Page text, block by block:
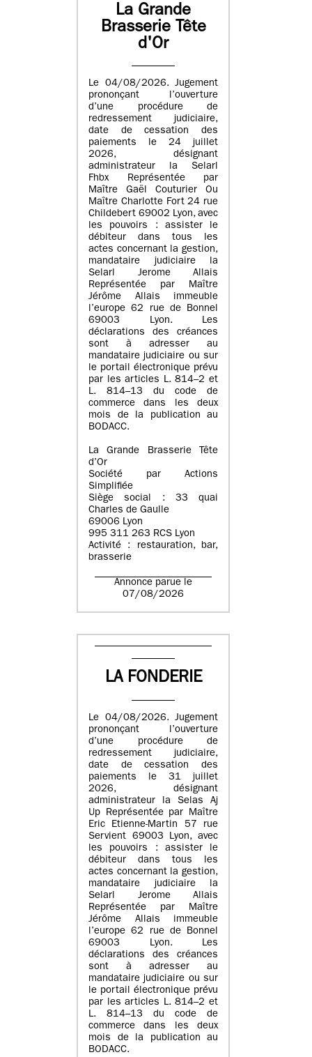
La Grande
Brasserie Tête
d'Or
Le 04/08/2026. Jugement
prononçant l’ouverture
d’une procédure de
redressement judiciaire,
date de cessation des
paiements le 24 juillet
2026, désignant
administrateur la Selarl
Fhbx Représentée par
Maître Gaël Couturier Ou
Maître Charlotte Fort 24 rue
Childebert 69002 Lyon, avec
les pouvoirs : assister le
débiteur dans tous les
actes concernant la gestion,
mandataire judiciaire la
Selarl Jerome Allais
Représentée par Maître
Jérôme Allais immeuble
l’europe 62 rue de Bonnel
69003 Lyon. Les
déclarations des créances
sont à adresser au
mandataire judiciaire ou sur
le portail électronique prévu
par les articles L. 814–2 et
L. 814–13 du code de
commerce dans les deux
mois de la publication au
BODACC.
La Grande Brasserie Tête
d’Or
Société par Actions
Simplifiée
Siège social : 33 quai
Charles de Gaulle
69006 Lyon
995 311 263 RCS Lyon
Activité : restauration, bar,
brasserie
Annonce parue le
07/08/2026
LA FONDERIE
Le 04/08/2026. Jugement
prononçant l’ouverture
d’une procédure de
redressement judiciaire,
date de cessation des
paiements le 31 juillet
2026, désignant
administrateur la Selas Aj
Up Représentée par Maître
Eric Etienne-Martin 57 rue
Servient 69003 Lyon, avec
les pouvoirs : assister le
débiteur dans tous les
actes concernant la gestion,
mandataire judiciaire la
Selarl Jerome Allais
Représentée par Maître
Jérôme Allais immeuble
l’europe 62 rue de Bonnel
69003 Lyon. Les
déclarations des créances
sont à adresser au
mandataire judiciaire ou sur
le portail électronique prévu
par les articles L. 814–2 et
L. 814–13 du code de
commerce dans les deux
mois de la publication au
BODACC.